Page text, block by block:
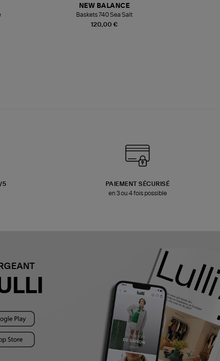
120,00 €
NEW BALANCE
Baskets 740 Sea Salt
5
PAIEMENT SÉCURISÉ
en 3 ou 4 fois possible